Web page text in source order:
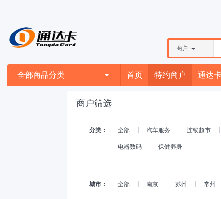
商户
全部商品分类 首页 特约商户 通达卡
商户筛选
分类： 全部 汽车服务 连锁超市
电器数码 保健养身
城市： 全部 南京 苏州 常州